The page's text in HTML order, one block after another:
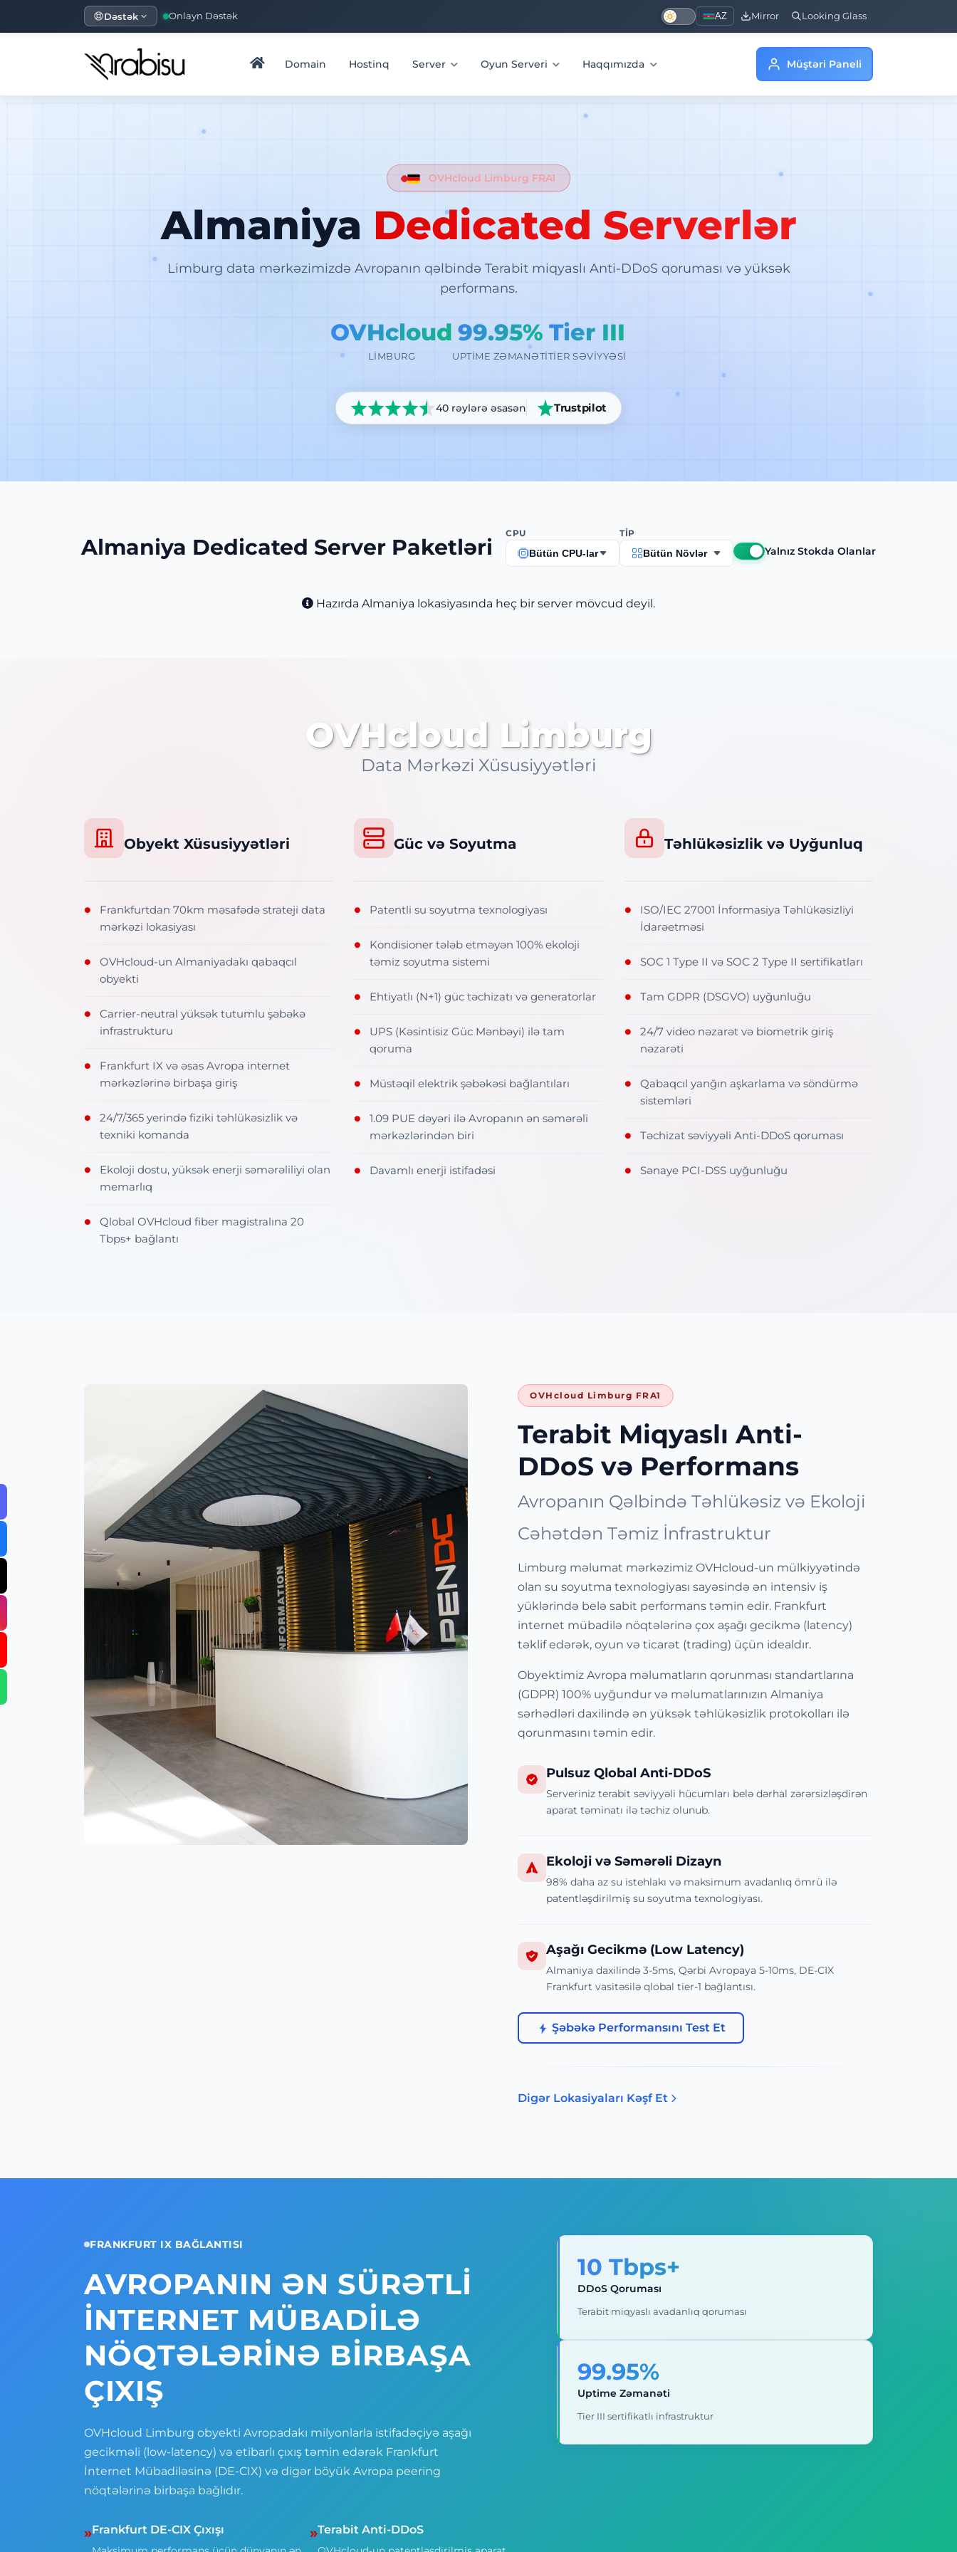
Dəstək Onlayn Dəstək AZ Mirror Looking Glass
Domain Hostinq Server Oyun Serveri Haqqımızda Müştəri Paneli
OVHcloud Limburg FRA1
Almaniya Dedicated Serverlər
Limburg data mərkəzimizdə Avropanın qəlbində Terabit miqyaslı Anti-DDoS qoruması və yüksək
performans.
OVHcloud
LIMBURG
99.95%
UPTIME ZƏMANƏTI
Tier III
TIER SƏVIYYƏSI
40 rəylərə əsasən Trustpilot
Almaniya Dedicated Server Paketləri
CPU
Bütün CPU-lar
TIP
Bütün Növlər Yalnız Stokda Olanlar
Hazırda Almaniya lokasiyasında heç bir server mövcud deyil.
OVHcloud Limburg
Data Mərkəzi Xüsusiyyətləri
Obyekt Xüsusiyyətləri
●
Frankfurtdan 70km məsafədə strateji data
mərkəzi lokasiyası
●
OVHcloud-un Almaniyadakı qabaqcıl
obyekti
●
Carrier-neutral yüksək tutumlu şəbəkə
infrastrukturu
●
Frankfurt IX və əsas Avropa internet
mərkəzlərinə birbaşa giriş
●
24/7/365 yerində fiziki təhlükəsizlik və
texniki komanda
●
Ekoloji dostu, yüksək enerji səmərəliliyi olan
memarlıq
●
Qlobal OVHcloud fiber magistralına 20
Tbps+ bağlantı
Güc və Soyutma
● Patentli su soyutma texnologiyası
●
Kondisioner tələb etməyən 100% ekoloji
təmiz soyutma sistemi
● Ehtiyatlı (N+1) güc təchizatı və generatorlar
●
UPS (Kəsintisiz Güc Mənbəyi) ilə tam
qoruma
● Müstəqil elektrik şəbəkəsi bağlantıları
●
1.09 PUE dəyəri ilə Avropanın ən səmərəli
mərkəzlərindən biri
● Davamlı enerji istifadəsi
Təhlükəsizlik və Uyğunluq
●
ISO/IEC 27001 İnformasiya Təhlükəsizliyi
İdarəetməsi
● SOC 1 Type II və SOC 2 Type II sertifikatları
● Tam GDPR (DSGVO) uyğunluğu
●
24/7 video nəzarət və biometrik giriş
nəzarəti
●
Qabaqcıl yanğın aşkarlama və söndürmə
sistemləri
● Təchizat səviyyəli Anti-DDoS qoruması
● Sənaye PCI-DSS uyğunluğu
OVHcloud Limburg FRA1
Terabit Miqyaslı Anti-
DDoS və Performans
Avropanın Qəlbində Təhlükəsiz və Ekoloji
Cəhətdən Təmiz İnfrastruktur
Limburg məlumat mərkəzimiz OVHcloud-un mülkiyyətində
olan su soyutma texnologiyası sayəsində ən intensiv iş
yüklərində belə sabit performans təmin edir. Frankfurt
internet mübadilə nöqtələrinə çox aşağı gecikmə (latency)
təklif edərək, oyun və ticarət (trading) üçün idealdır.
Obyektimiz Avropa məlumatların qorunması standartlarına
(GDPR) 100% uyğundur və məlumatlarınızın Almaniya
sərhədləri daxilində ən yüksək təhlükəsizlik protokolları ilə
qorunmasını təmin edir.
Pulsuz Qlobal Anti-DDoS
Serveriniz terabit səviyyəli hücumları belə dərhal zərərsizləşdirən
aparat təminatı ilə təchiz olunub.
Ekoloji və Səmərəli Dizayn
98% daha az su istehlakı və maksimum avadanlıq ömrü ilə
patentləşdirilmiş su soyutma texnologiyası.
Aşağı Gecikmə (Low Latency)
Almaniya daxilində 3-5ms, Qərbi Avropaya 5-10ms, DE-CIX
Frankfurt vasitəsilə qlobal tier-1 bağlantısı.
Şəbəkə Performansını Test Et
Digər Lokasiyaları Kəşf Et
FRANKFURT IX BAĞLANTISI
AVROPANIN ƏN SÜRƏTLI
İNTERNET MÜBADILƏ
NÖQTƏLƏRINƏ BIRBAŞA
ÇIXIŞ
OVHcloud Limburg obyekti Avropadakı milyonlarla istifadəçiyə aşağı
gecikməli (low-latency) və etibarlı çıxış təmin edərək Frankfurt
İnternet Mübadiləsinə (DE-CIX) və digər böyük Avropa peering
nöqtələrinə birbaşa bağlıdır.
»Frankfurt DE-CIX Çıxışı »Terabit Anti-DDoS
10 Tbps+
DDoS Qoruması
Terabit miqyaslı avadanlıq qoruması
99.95%
Uptime Zəmanəti
Tier III sertifikatlı infrastruktur